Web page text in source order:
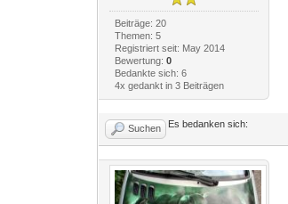
Beiträge: 20
Themen: 5
Registriert seit: May 2014
Bewertung: 0
Bedankte sich: 6
4x gedankt in 3 Beiträgen
Suchen Es bedanken sich: